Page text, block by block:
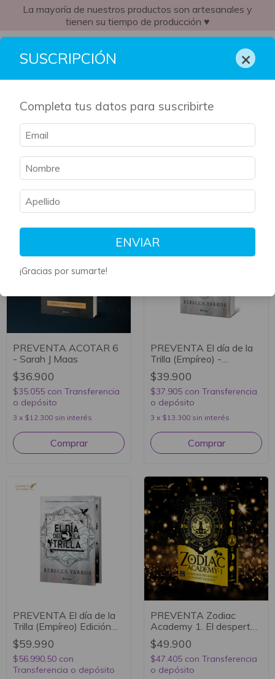
La mayoría de nuestros productos son artesanales y
tienen su tiempo de producción ♥
Inicio
Fantasía
Ordenar
Filtrar
PREVENTA ACOTAR 6
- Sarah J Maas
$36.900
$35.055 con Transferencia
o depósito
3 x $12.300 sin interés
PREVENTA El día de la
Trilla (Empíreo) -
Rebecca Yarros
$39.900
$37.905 con Transferencia
o depósito
3 x $13.300 sin interés
PREVENTA El día de la
Trilla (Empíreo) Edición
con cantos tintados -
Rebecca Yarros
$59.990
$56.990,50 con
Transferencia o depósito
PREVENTA Zodiac
Academy 1. El despertar
(Ed especial) - Caroline
Peckham y Susanne
Valenti
$49.900
$47.405 con Transferencia
o depósito
SUSCRIPCIÓN ×
Completa tus datos para suscribirte
ENVIAR
¡Gracias por sumarte!